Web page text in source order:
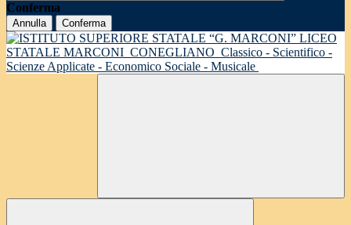
Conferma
Annulla Conferma
LICEO
STATALE MARCONI CONEGLIANO Classico - Scientifico -
Scienze Applicate - Economico Sociale - Musicale